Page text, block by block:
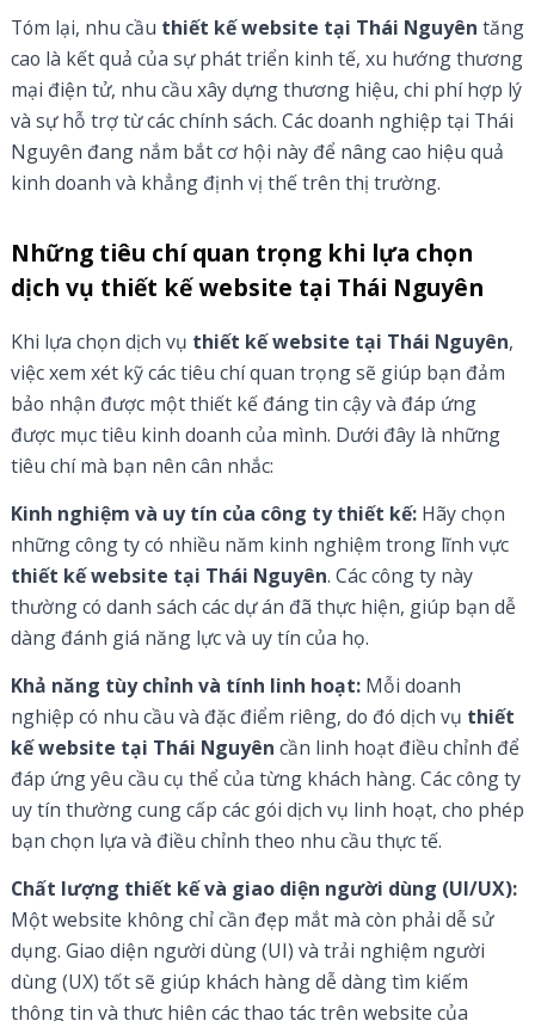
Tóm lại, nhu cầu thiết kế website tại Thái Nguyên tăng
cao là kết quả của sự phát triển kinh tế, xu hướng thương
mại điện tử, nhu cầu xây dựng thương hiệu, chi phí hợp lý
và sự hỗ trợ từ các chính sách. Các doanh nghiệp tại Thái
Nguyên đang nắm bắt cơ hội này để nâng cao hiệu quả
kinh doanh và khẳng định vị thế trên thị trường.
Những tiêu chí quan trọng khi lựa chọn
dịch vụ thiết kế website tại Thái Nguyên
Khi lựa chọn dịch vụ thiết kế website tại Thái Nguyên,
việc xem xét kỹ các tiêu chí quan trọng sẽ giúp bạn đảm
bảo nhận được một thiết kế đáng tin cậy và đáp ứng
được mục tiêu kinh doanh của mình. Dưới đây là những
tiêu chí mà bạn nên cân nhắc:
Kinh nghiệm và uy tín của công ty thiết kế: Hãy chọn
những công ty có nhiều năm kinh nghiệm trong lĩnh vực
thiết kế website tại Thái Nguyên. Các công ty này
thường có danh sách các dự án đã thực hiện, giúp bạn dễ
dàng đánh giá năng lực và uy tín của họ.
Khả năng tùy chỉnh và tính linh hoạt: Mỗi doanh
nghiệp có nhu cầu và đặc điểm riêng, do đó dịch vụ thiết
kế website tại Thái Nguyên cần linh hoạt điều chỉnh để
đáp ứng yêu cầu cụ thể của từng khách hàng. Các công ty
uy tín thường cung cấp các gói dịch vụ linh hoạt, cho phép
bạn chọn lựa và điều chỉnh theo nhu cầu thực tế.
Chất lượng thiết kế và giao diện người dùng (UI/UX):
Một website không chỉ cần đẹp mắt mà còn phải dễ sử
dụng. Giao diện người dùng (UI) và trải nghiệm người
dùng (UX) tốt sẽ giúp khách hàng dễ dàng tìm kiếm
thông tin và thực hiện các thao tác trên website của